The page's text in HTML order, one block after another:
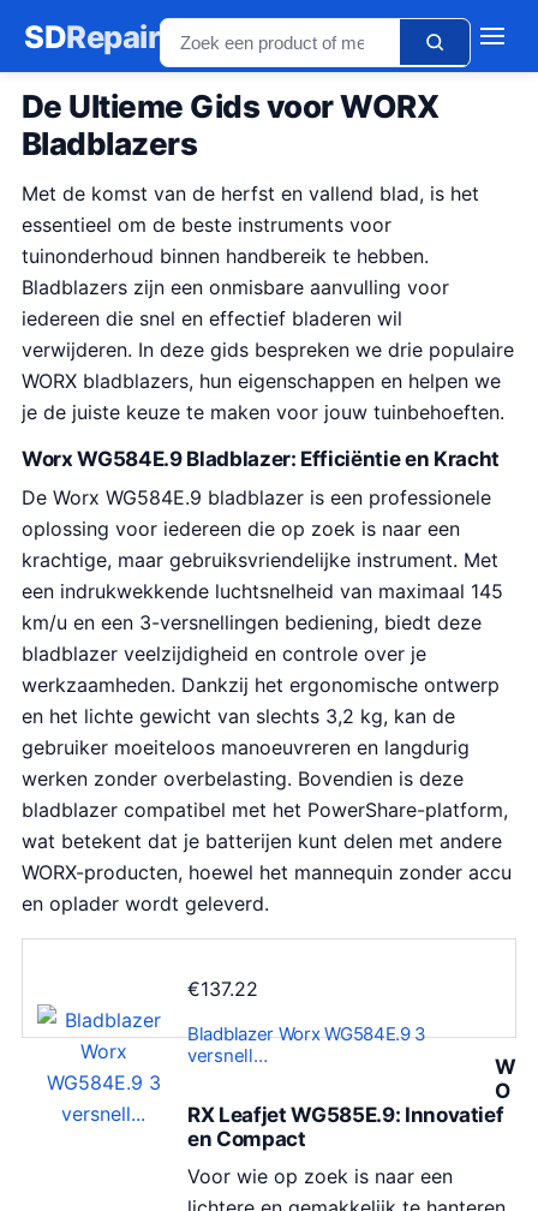
SDRepair
De Ultieme Gids voor WORX
Bladblazers
Met de komst van de herfst en vallend blad, is het
essentieel om de beste instruments voor
tuinonderhoud binnen handbereik te hebben.
Bladblazers zijn een onmisbare aanvulling voor
iedereen die snel en effectief bladeren wil
verwijderen. In deze gids bespreken we drie populaire
WORX bladblazers, hun eigenschappen en helpen we
je de juiste keuze te maken voor jouw tuinbehoeften.
Worx WG584E.9 Bladblazer: Efficiëntie en Kracht
De Worx WG584E.9 bladblazer is een professionele
oplossing voor iedereen die op zoek is naar een
krachtige, maar gebruiksvriendelijke instrument. Met
een indrukwekkende luchtsnelheid van maximaal 145
km/u en een 3-versnellingen bediening, biedt deze
bladblazer veelzijdigheid en controle over je
werkzaamheden. Dankzij het ergonomische ontwerp
en het lichte gewicht van slechts 3,2 kg, kan de
gebruiker moeiteloos manoeuvreren en langdurig
werken zonder overbelasting. Bovendien is deze
bladblazer compatibel met het PowerShare-platform,
wat betekent dat je batterijen kunt delen met andere
WORX-producten, hoewel het mannequin zonder accu
en oplader wordt geleverd.
€137.22
Bladblazer Worx WG584E.9 3
versnell…
W
O
RX Leafjet WG585E.9: Innovatief
en Compact
Voor wie op zoek is naar een